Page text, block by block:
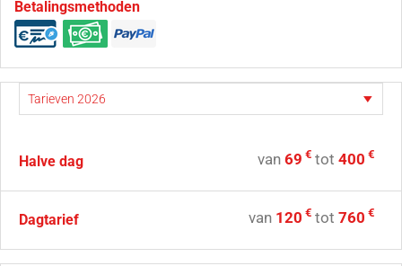
Betalingsmethoden
Halve dag van 69 € tot 400 €
Dagtarief van 120 € tot 760 €